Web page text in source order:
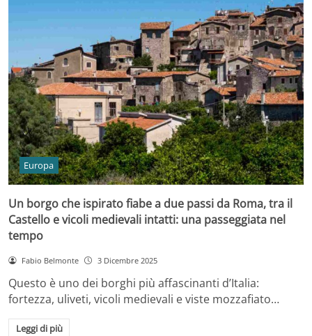
Europa
Un borgo che ispirato fiabe a due passi da Roma, tra il
Castello e vicoli medievali intatti: una passeggiata nel
tempo
Fabio Belmonte 3 Dicembre 2025
Questo è uno dei borghi più affascinanti d’Italia:
fortezza, uliveti, vicoli medievali e viste mozzafiato…
Leggi di più